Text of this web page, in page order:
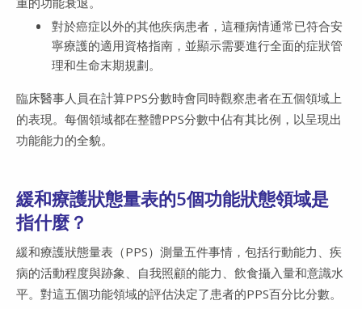
對於癌症以外的其他疾病患者，這種病情通常已符合安
寧療護的適用資格指南，並顯示需要進行全面的症狀管
理和生命末期規劃。
臨床醫事人員在計算PPS分數時會同時觀察患者在五個領域上
的表現。每個領域都在整體PPS分數中佔有其比例，以呈現出
功能能力的全貌。
緩和療護狀態量表的5個功能狀態領域是
指什麼？
緩和療護狀態量表（PPS）測量五件事情，包括行動能力、疾
病的活動程度與跡象、自我照顧的能力、飲食攝入量和意識水
平。對這五個功能領域的評估決定了患者的PPS百分比分數。